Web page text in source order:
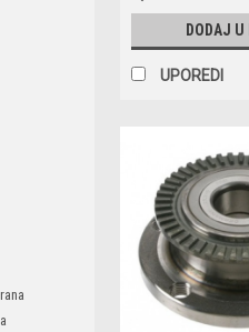
DODAJ U
UPOREDI